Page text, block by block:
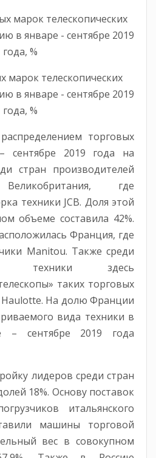
марок телескопических
в январе - сентябре 2019
года, %
торговых
сентябре 2019 года на
стран производителей
где
техники JCB. Доля этой
объеме составила 42%.
Франция, где
Manitou. Также среди
техники здесь
таких торговых
Haulotte. На долю Франции
вида техники в
– сентябре 2019 года
лидеров среди стран
18%. Основу поставок
итальянского
машины торговой
вес в совокупном